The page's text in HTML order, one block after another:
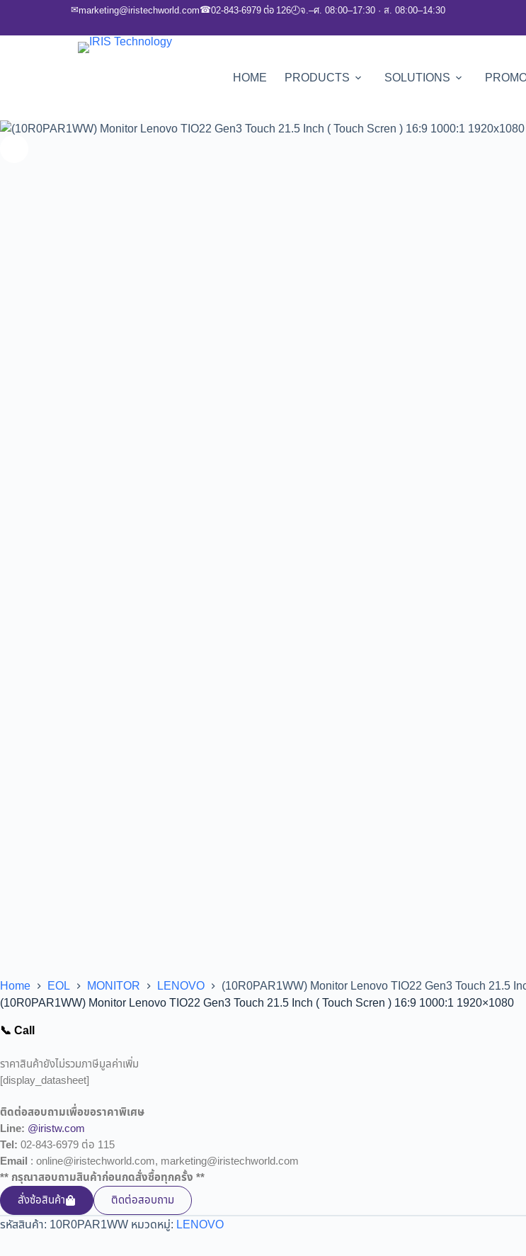
✉marketing@iristechworld.com☎02-843-6979 ต่อ 126🕘จ.–ศ. 08:00–17:30 · ส. 08:00–14:30
HOME PRODUCTS SOLUTIONS
Home EOL MONITOR LENOVO
(10R0PAR1WW) Monitor Lenovo TIO22 Gen3 Touch 21.5
(10R0PAR1WW) Monitor Lenovo TIO22 Gen3 Touch 21.5 Inch ( Touch Scren ) 16:9 1000:1 1920×1080
📞 Call
ราคาสินค้ายังไม่รวมภาษีมูลค่าเพิ่ม
[display_datasheet]
ติดต่อสอบถามเพื่อขอราคาพิเศษ
Line: @iristw.com
Tel: 02-843-6979 ต่อ 115
Email : online@iristechworld.com, marketing@iristechworld.com
** กรุณาสอบถามสินค้าก่อนกดสั่งซื้อทุกครั้ง **
สั่งซ้อสินค้า
ติดต่อสอบถาม
รหัสสินค้า: 10R0PAR1WW หมวดหมู่: LENOVO